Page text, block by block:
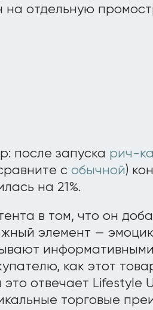
на отдельную
после запуска рич-
с обычной)
на 21%.
в том, что он
элемент —
как этот
отвечает Lifestyle
торговые